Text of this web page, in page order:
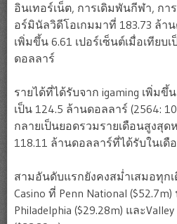
อินเทอร์เน็ต, การเดิมพันกีฬา, ก
อร์มินัลวิดีโอเกมมาที่ 183.73 ล้า
เพิ่มขึ้น 6.61 เปอร์เซ็นต์เมื่อเทียบ
ดอลลาร์
รายได้ที่ได้รับจาก igaming เพิ่มขึ้
เป็น 124.5 ล้านดอลลาร์ (2564:
กลายเป็นยอดรวมรายเดือนสูงสุด
118.11 ล้านดอลลาร์ที่ได้รับในเ
สามอันดับแรกยังคงสม่ำเสมอทุก
Casino ที่ Penn National
Philadelphia ($29.28m) และ